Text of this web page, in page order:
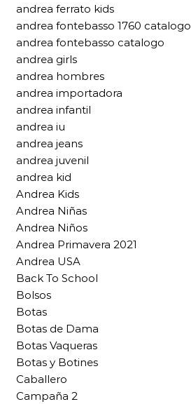
andrea ferrato kids
andrea fontebasso 1760 catalogo
andrea fontebasso catalogo
andrea girls
andrea hombres
andrea importadora
andrea infantil
andrea iu
andrea jeans
andrea juvenil
andrea kid
Andrea Kids
Andrea Niñas
Andrea Niños
Andrea Primavera 2021
Andrea USA
Back To School
Bolsos
Botas
Botas de Dama
Botas Vaqueras
Botas y Botines
Caballero
Campaña 2